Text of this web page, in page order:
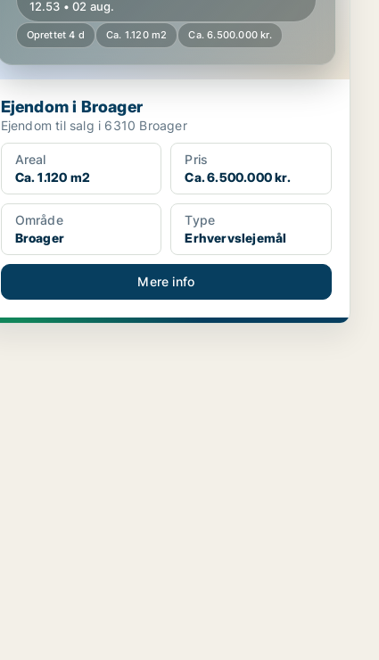
12.53 • 02 aug.
Oprettet 4 d Ca. 1.120 m2 Ca. 6.500.000 kr.
Ejendom i Broager
Ejendom til salg i 6310 Broager
Areal
Ca. 1.120 m2
Pris
Ca. 6.500.000 kr.
Område
Broager
Type
Erhvervslejemål
Mere info